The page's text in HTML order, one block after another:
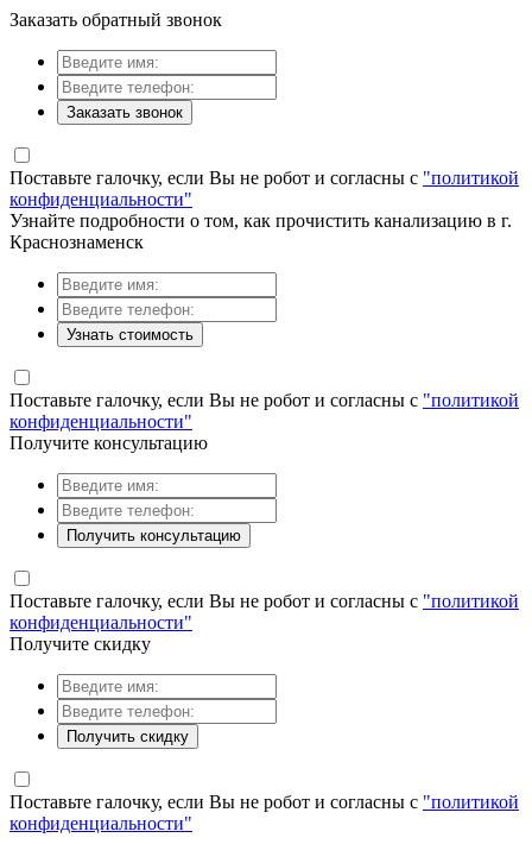
Заказать обратный звонок
Заказать звонок
Поставьте галочку, если Вы не робот и согласны с "политикой
конфиденциальности"
Узнайте подробности о том, как прочистить канализацию в г.
Краснознаменск
Узнать стоимость
Поставьте галочку, если Вы не робот и согласны с "политикой
конфиденциальности"
Получите консультацию
Получить консультацию
Поставьте галочку, если Вы не робот и согласны с "политикой
конфиденциальности"
Получите скидку
Получить скидку
Поставьте галочку, если Вы не робот и согласны с "политикой
конфиденциальности"